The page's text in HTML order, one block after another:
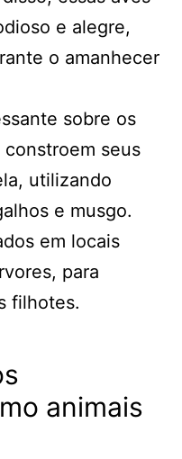
e alegre,
o amanhecer
sobre os
seus
utilizando
e musgo.
em locais
para
filhotes.
animais